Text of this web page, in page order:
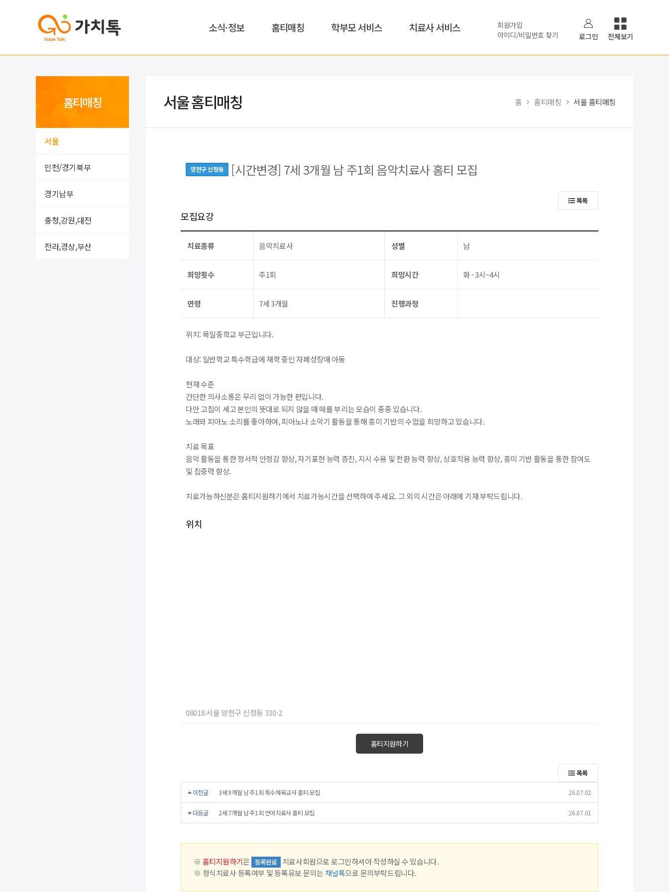
소식·정보 홈티매칭 학부모 서비스 치료사 서비스
회원가입
아이디/비밀번호 찾기
로그인 전체보기
홈티매칭
서울
인천/경기북부
경기남부
충청,강원,대전
전라,경상,부산
서울 홈티매칭 홈 홈티매칭 서울 홈티매칭
양천구 신정동 [시간변경] 7세 3개월 남 주1회 음악치료사 홈티 모집
목록
모집요강
치료종류 음악치료사 성별 남
희망횟수 주1회 희망시간 화 - 3시~4시
연령 7세 3개월 진행과정
위치: 목일중학교 부근입니다.
대상: 일반학교 특수학급에 재학 중인 자폐성장애 아동
현재 수준
간단한 의사소통은 무리 없이 가능한 편입니다.
다만 고집이 세고 본인의 뜻대로 되지 않을 때 떼를 부리는 모습이 종종 있습니다.
노래와 피아노 소리를 좋아하여, 피아노나 소악기 활동을 통해 흥미 기반의 수업을 희망하고 있습니다.
치료 목표
음악 활동을 통한 정서적 안정감 향상, 자기표현 능력 증진, 지시 수용 및 전환 능력 향상, 상호작용 능력 향상, 흥미 기반 활동을 통한 참여도
및 집중력 향상.
치료가능하신분은 홈티지원하기에서 치료가능시간을 선택하여 주세요. 그 외의 시간은 아래에 기재 부탁드립니다.
위치
08018 서울 양천구 신정동 330-2
홈티지원하기
목록
이전글 3세 9개월 남 주1회 특수체육교사 홈티 모집 26.07.02
다음글 2세 7개월 남 주1회 언어치료사 홈티 모집 26.07.01
※ 홈티지원하기은 등록완료
치료사회원으로 로그인하셔야 작성하실 수 있습니다.
※ 정식치료사 등록여부 및 등록유보 문의는 채널톡으로 문의부탁드립니다.